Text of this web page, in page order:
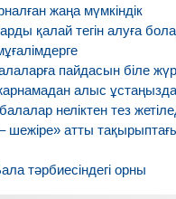
жаңа мүмкіндік
қалай тегін алуға
пайдасын біле
алыс
неліктен тез
шежіре» атты
тәрбиесіндегі орны